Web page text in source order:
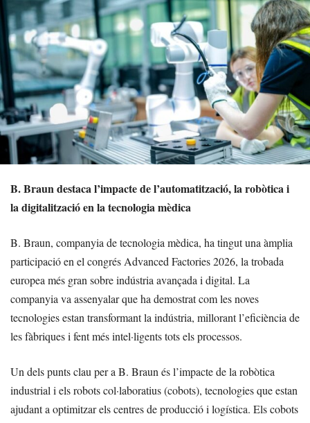
B. Braun destaca l’impacte de l’automatització, la robòtica i
la digitalització en la tecnologia mèdica
B. Braun, companyia de tecnologia mèdica, ha tingut una àmplia
participació en el congrés Advanced Factories 2026, la trobada
europea més gran sobre indústria avançada i digital. La
companyia va assenyalar que ha demostrat com les noves
tecnologies estan transformant la indústria, millorant l’eficiència de
les fàbriques i fent més intel·ligents tots els processos.
Un dels punts clau per a B. Braun és l’impacte de la robòtica
industrial i els robots col·laboratius (cobots), tecnologies que estan
ajudant a optimitzar els centres de producció i logística. Els cobots